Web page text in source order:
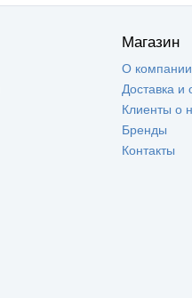
Магазин
О компании
Доставка и
Клиенты о
Бренды
Контакты